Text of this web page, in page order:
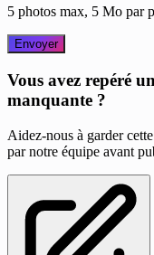
5 photos max, 5 Mo par
Envoyer
Vous avez repéré
manquante ?
Aidez-nous à garder
par notre équipe avant